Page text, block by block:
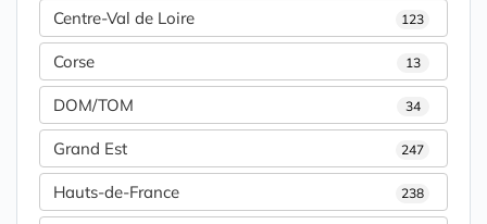
Centre-Val de Loire 123
Corse 13
DOM/TOM 34
Grand Est 247
Hauts-de-France 238